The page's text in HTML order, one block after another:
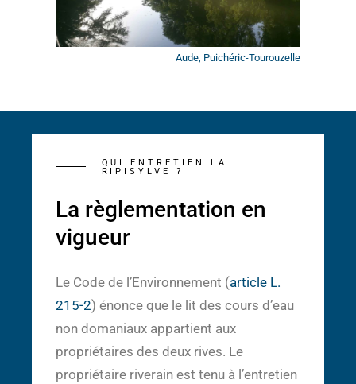
Aude, Puichéric-Tourouzelle
QUI ENTRETIEN LA
RIPISYLVE ?
La règlementation en
vigueur
Le Code de l’Environnement (article L.
215-2) énonce que le lit des cours d’eau
non domaniaux appartient aux
propriétaires des deux rives. Le
propriétaire riverain est tenu à l’entretien